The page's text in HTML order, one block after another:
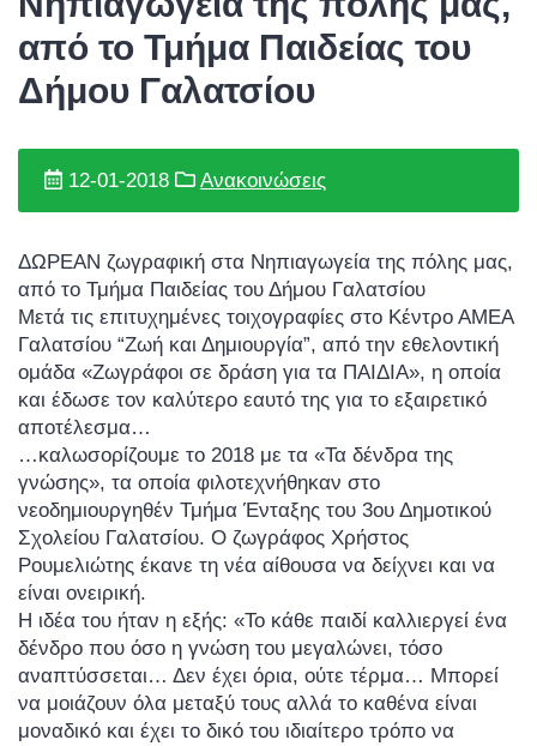
από το Τμήμα Παιδείας του
Δήμου Γαλατσίου
12-01-2018 Ανακοινώσεις
ΔΩΡΕΑΝ ζωγραφική στα Νηπιαγωγεία της πόλης μας,
από το Τμήμα Παιδείας του Δήμου Γαλατσίου
Μετά τις επιτυχημένες τοιχογραφίες στο Κέντρο ΑΜΕΑ
Γαλατσίου “Ζωή και Δημιουργία”, από την εθελοντική
ομάδα «Ζωγράφοι σε δράση για τα ΠΑΙΔΙΑ», η οποία
και έδωσε τον καλύτερο εαυτό της για το εξαιρετικό
αποτέλεσμα…
…καλωσορίζουμε το 2018 με τα «Τα δένδρα της
γνώσης», τα οποία φιλοτεχνήθηκαν στο
νεοδημιουργηθέν Τμήμα Ένταξης του 3ου Δημοτικού
Σχολείου Γαλατσίου. Ο ζωγράφος Χρήστος
Ρουμελιώτης έκανε τη νέα αίθουσα να δείχνει και να
είναι ονειρική.
Η ιδέα του ήταν η εξής: «Το κάθε παιδί καλλιεργεί ένα
δένδρο που όσο η γνώση του μεγαλώνει, τόσο
αναπτύσσεται… Δεν έχει όρια, ούτε τέρμα… Μπορεί
να μοιάζουν όλα μεταξύ τους αλλά το καθένα είναι
μοναδικό και έχει το δικό του ιδιαίτερο τρόπο να